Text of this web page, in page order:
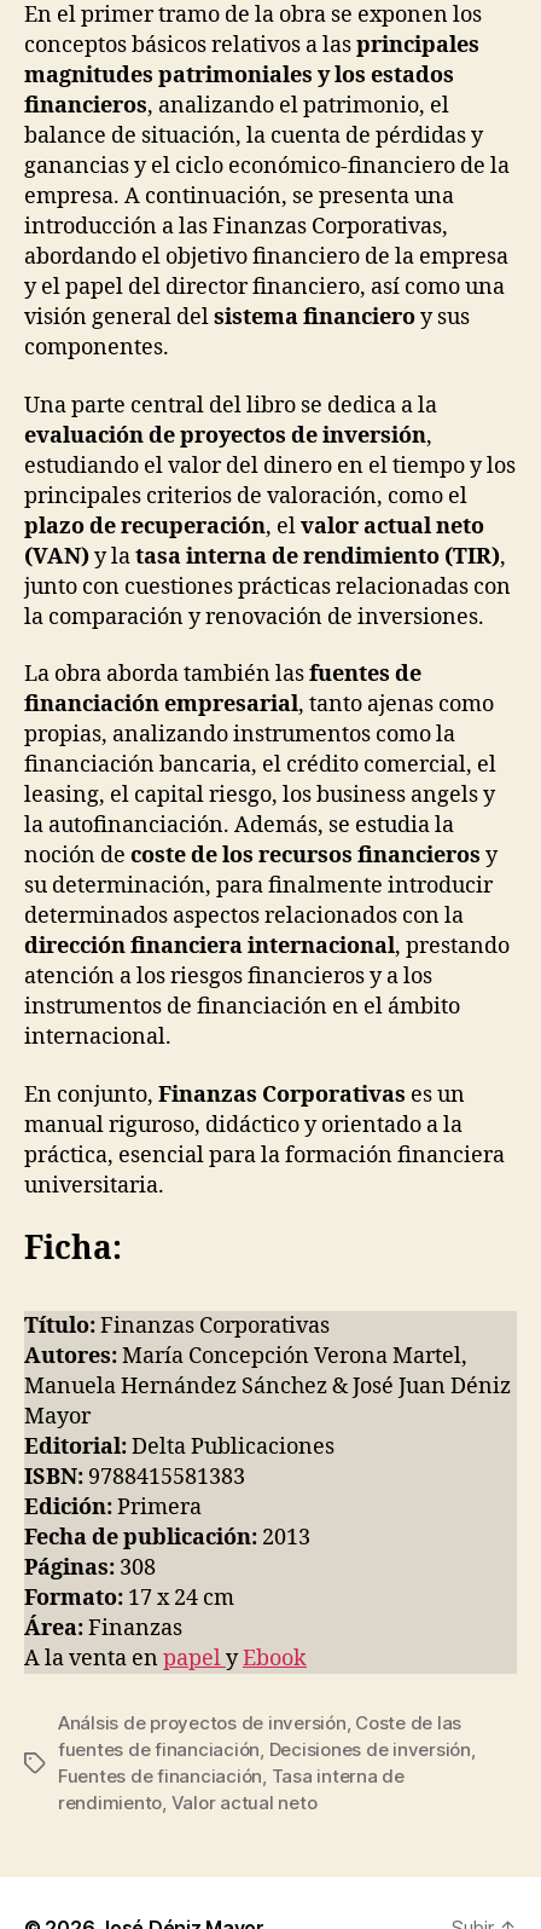
En el primer tramo de la obra se exponen los
conceptos básicos relativos a lasprincipales
magnitudes patrimoniales y los estados
financieros, analizando el patrimonio, el
balance de situación, la cuenta de pérdidas y
ganancias y el ciclo económico-financiero de la
empresa. A continuación, se presenta una
introducción a las Finanzas Corporativas,
abordando el objetivo financiero de la empresa
y el papel del director financiero, así como una
visión general delsistema financieroy sus
componentes.
Una parte central del libro se dedica a la
evaluación de proyectos de inversión,
estudiando el valor del dinero en el tiempo y los
principales criterios de valoración, como el
plazo de recuperación, elvalor actual neto
(VAN)y latasa interna de rendimiento (TIR),
junto con cuestiones prácticas relacionadas con
la comparación y renovación de inversiones.
La obra aborda también lasfuentes de
financiación empresarial, tanto ajenas como
propias, analizando instrumentos como la
financiación bancaria, el crédito comercial, el
leasing, el capital riesgo, los business angels y
la autofinanciación. Además, se estudia la
noción de coste de los recursos financieros y
su determinación, para finalmente introducir
determinados aspectos relacionados con la
dirección financiera internacional, prestando
atención a los riesgos financieros y a los
instrumentos de financiación en el ámbito
internacional.
En conjunto, Finanzas Corporativas es un
manual riguroso, didáctico y orientado a la
práctica, esencial para la formación financiera
universitaria.
Ficha:
Título:Finanzas Corporativas
Autores:María Concepción Verona Martel,
Manuela Hernández Sánchez & José Juan Déniz
Mayor
Editorial:Delta Publicaciones
ISBN: 9788415581383
Edición:Primera
Fecha de publicación: 2013
Páginas: 308
Formato: 17 x 24 cm
Área:Finanzas
A la venta en papelyEbook
Etiquetas
Análsis de proyectos de inversión, Coste de las
fuentes de financiación, Decisiones de inversión,
Fuentes de financiación, Tasa interna de
rendimiento, Valor actual neto